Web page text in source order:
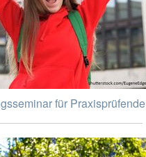
für Praxisprüfende